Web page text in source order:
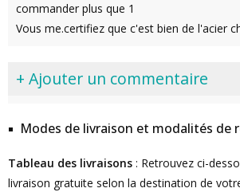
commander plus que 1
Vous me.certifiez que c'est bien de l'acier
+ Ajouter un commentaire
Modes de livraison et modalités de
Tableau des livraisons : Retrouvez ci-
livraison gratuite selon la destination de